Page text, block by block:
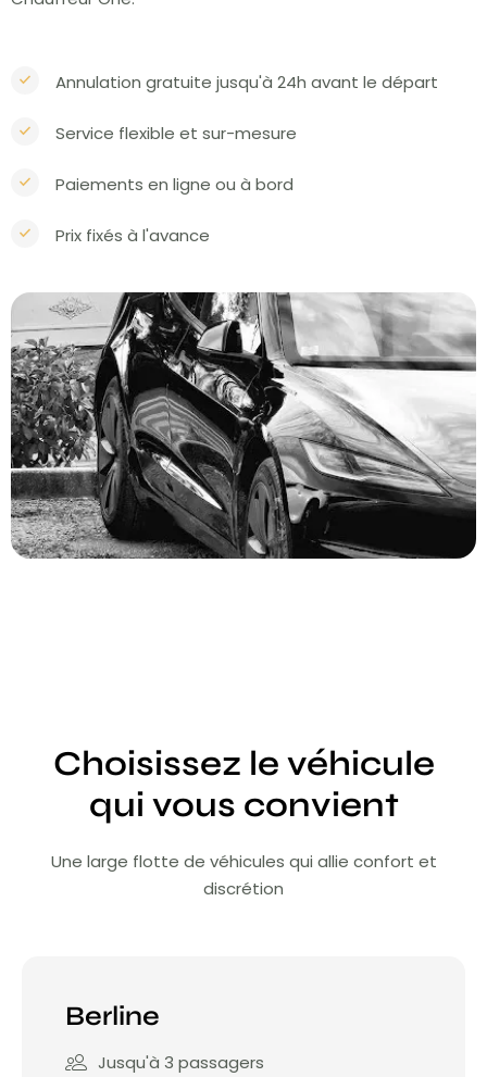
Annulation gratuite jusqu'à 24h avant le départ
Service flexible et sur-mesure
Paiements en ligne ou à bord
Prix fixés à l'avance
Choisissez le véhicule
qui vous convient
Une large flotte de véhicules qui allie confort et
discrétion
Berline
Jusqu'à 3 passagers